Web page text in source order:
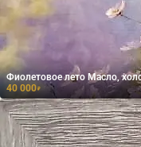
Фиолетовое лето Масло,
40 000₽